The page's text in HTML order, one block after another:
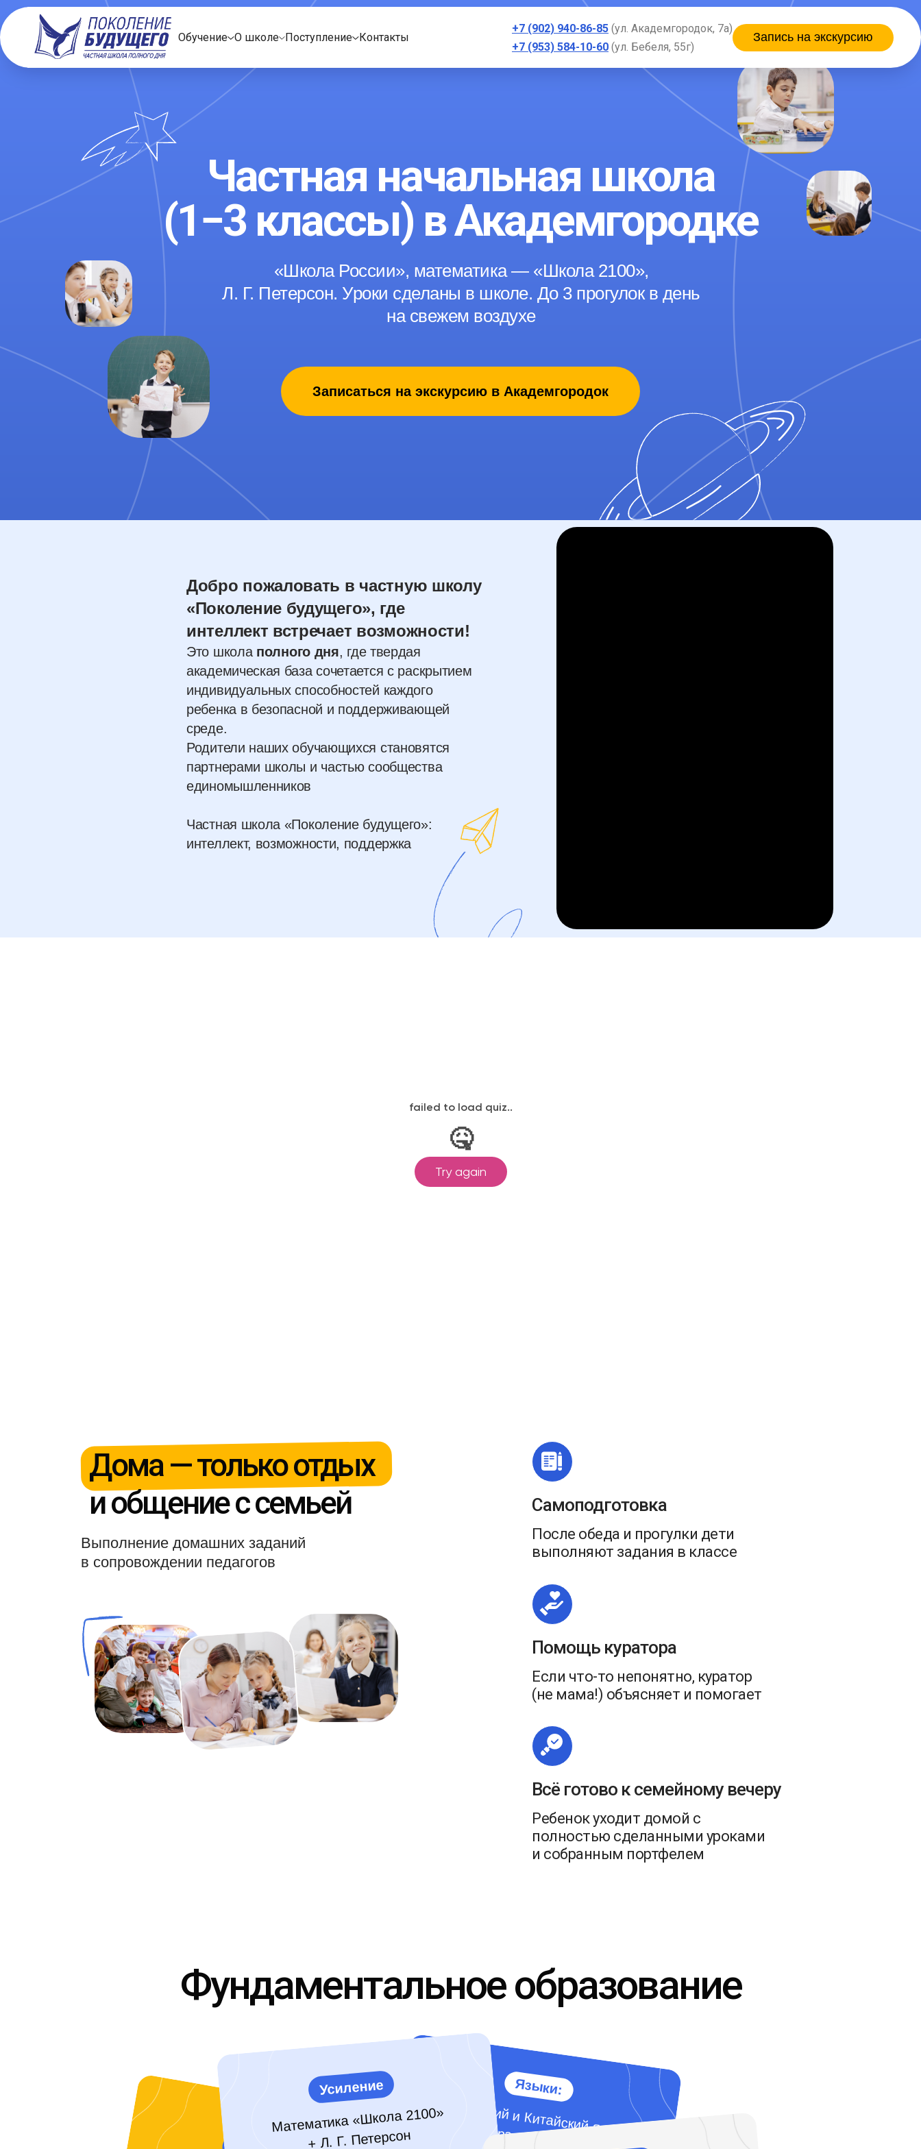
Обучение О школе Поступление Контакты
+7 (902) 940-86-85 (ул. Академгородок, 7а)
+7 (953) 584-10-60 (ул. Бебеля, 55г)
Запись на экскурсию
Записаться на экскурсию в Академгородок
Частная начальная школа
(1−3 классы) в Академгородке
«Школа России», математика — «Школа 2100»,
Л. Г. Петерсон. Уроки сделаны в школе. До 3 прогулок в день
на свежем воздухе
Добро пожаловать в частную школу
«Поколение будущего», где
интеллект встречает возможности!
Это школа полного дня, где твердая
академическая база сочетается с раскрытием
индивидуальных способностей каждого
ребенка в безопасной и поддерживающей
среде.
Родители наших обучающихся становятся
партнерами школы и частью сообщества
единомышленников
Частная школа «Поколение будущего»:
интеллект, возможности, поддержка
Выполнение домашних заданий
в сопровождении педагогов
Дома — только отдых
и общение с семьей
После обеда и прогулки дети
выполняют задания в классе
Самоподготовка
Помощь куратора
Если что-то непонятно, куратор
(не мама!) объясняет и помогает
Ребенок уходит домой с
полностью сделанными уроками
и собранным портфелем
Всё готово к семейному вечеру
Английский и Китайский язык
в рамках расписания ш
колы
Языки:
Математика «Школа 2100»
+ Л. Г. Петерсон
Усиление
Фундаментальное образование